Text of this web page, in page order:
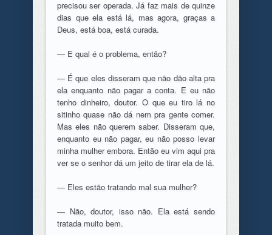
precisou ser operada. Já faz mais de quinze
dias que ela está lá, mas agora, graças a
Deus, está boa, está curada.
— E qual é o problema, então?
— É que eles disseram que não dão alta pra
ela enquanto não pagar a conta. E eu não
tenho dinheiro, doutor. O que eu tiro lá no
sitinho quase não dá nem pra gente comer.
Mas eles não querem saber. Disseram que,
enquanto eu não pagar, eu não posso levar
minha mulher embora. Então eu vim aqui pra
ver se o senhor dá um jeito de tirar ela de lá.
— Eles estão tratando mal sua mulher?
— Não, doutor, isso não. Ela está sendo
tratada muito bem.